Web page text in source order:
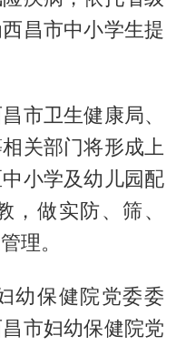
昌市中小学生提
市卫生健康局、
关部门将形成上
小学及幼儿园配
，做实防、筛、
理。
幼保健院党委委
市妇幼保健院党